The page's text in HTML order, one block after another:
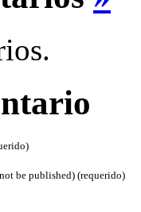
be published) (requerido)